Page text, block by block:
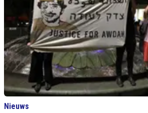
Nieuws